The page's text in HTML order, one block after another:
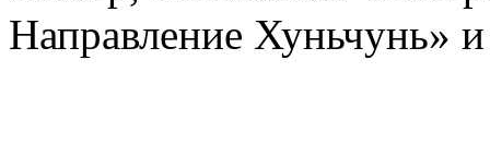
Направление Хуньчунь»